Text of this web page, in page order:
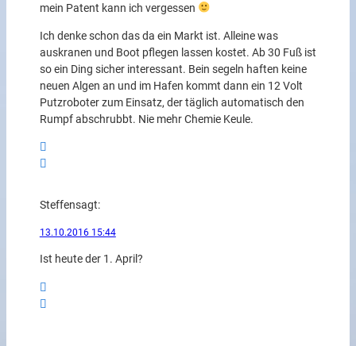
mein Patent kann ich vergessen
Ich denke schon das da ein Markt ist. Alleine was
auskranen und Boot pflegen lassen kostet. Ab 30 Fuß ist
so ein Ding sicher interessant. Bein segeln haften keine
neuen Algen an und im Hafen kommt dann ein 12 Volt
Putzroboter zum Einsatz, der täglich automatisch den
Rumpf abschrubbt. Nie mehr Chemie Keule.
Steffensagt:
13.10.2016 15:44
Ist heute der 1. April?